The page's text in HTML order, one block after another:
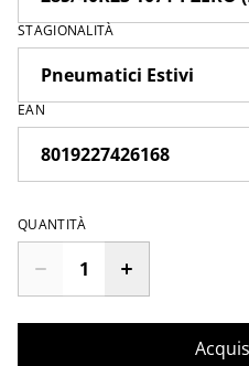
STAGIONALITÀ
EAN
QUANTITÀ